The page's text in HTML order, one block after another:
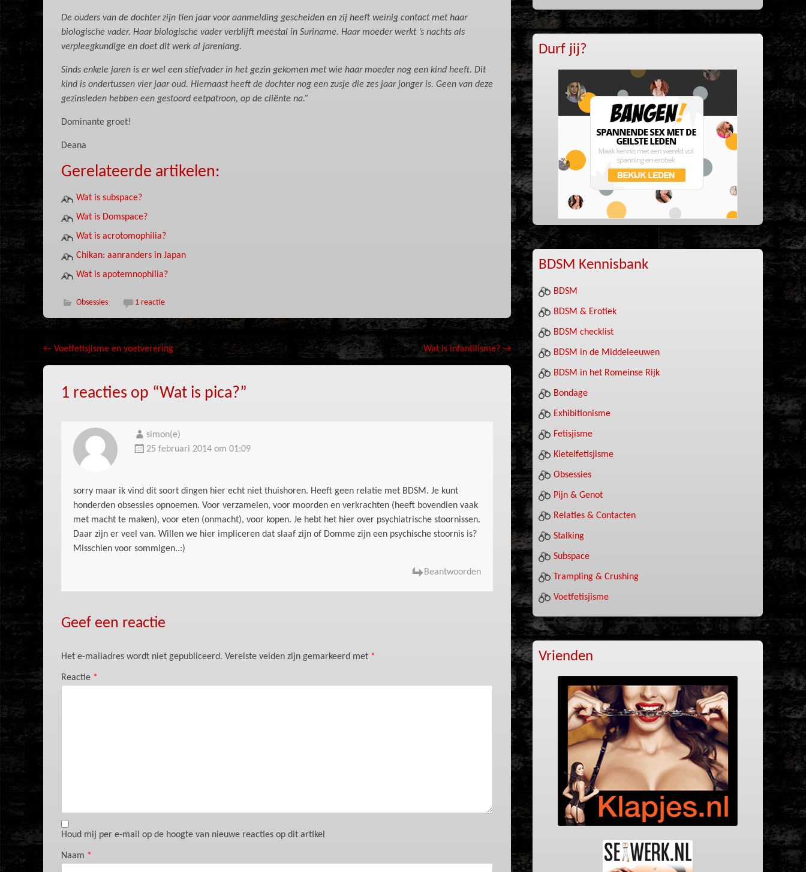
De ouders van de dochter zijn tien jaar voor aanmelding gescheiden en zij heeft weinig contact met haar
biologische vader. Haar biologische vader verblijft meestal in Suriname. Haar moeder werkt ’s nachts als
verpleegkundige en doet dit werk al jarenlang.
Sinds enkele jaren is er wel een stiefvader in het gezin gekomen met wie haar moeder nog een kind heeft. Dit
kind is ondertussen vier jaar oud. Hiernaast heeft de dochter nog een zusje die zes jaar jonger is. Geen van deze
gezinsleden hebben een gestoord eetpatroon, op de cliënte na.”
Dominante groet!
Deana
Gerelateerde artikelen:
Wat is subspace?
Wat is Domspace?
Wat is acrotomophilia?
Chikan: aanranders in Japan
Wat is apotemnophilia?
Obsessies 1 reactie
Bericht
navigatie
← Voetfetisjisme en voetverering Wat is infantilisme? →
1 reacties op “Wat is pica?”
simon(e)
25 februari 2014 om 01:09
sorry maar ik vind dit soort dingen hier echt niet thuishoren. Heeft geen relatie met BDSM. Je kunt
honderden obsessies opnoemen. Voor verzamelen, voor moorden en verkrachten (heeft bovendien vaak
met macht te maken), voor eten (onmacht), voor kopen. Je hebt het hier over psychiatrische stoornissen.
Daar zijn er veel van. Willen we hier impliceren dat slaaf zijn of Domme zijn een psychische stoornis is?
Misschien voor sommigen..:)
Beantwoorden
Geef een reactie
Het e-mailadres wordt niet gepubliceerd. Vereiste velden zijn gemarkeerd met *
Reactie *
Houd mij per e-mail op de hoogte van nieuwe reacties op dit artikel
Naam *
Durf jij?
BDSM Kennisbank
BDSM
BDSM & Erotiek
BDSM checklist
BDSM in de Middeleeuwen
BDSM in het Romeinse Rijk
Bondage
Exhibitionisme
Fetisjisme
Kietelfetisjisme
Obsessies
Pijn & Genot
Relaties & Contacten
Stalking
Subspace
Trampling & Crushing
Voetfetisjisme
Vrienden